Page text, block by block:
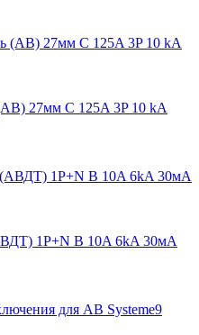
27мм C 125A 3P 10 kA
1P+N B 10A 6kA 30мА